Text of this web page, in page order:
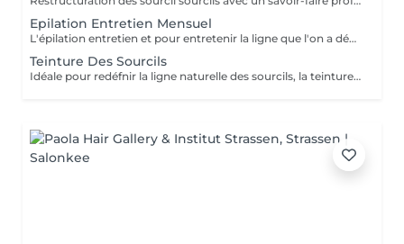
Epilation Entretien Mensuel
L'épilation entretien et pour entretenir la ligne que l'on a définie lors de la restructuration dans nôtres shop Wink. Il est impératif de venir avant les 8 semaines; sans cela une restructuration sera nécessaire.
Teinture Des Sourcils
Idéale pour redéfnir la ligne naturelle des sourcils, la teinture permet d'intensifier et sublimer le regard. Parfois clairemés, en manque de densité ou simplement endommagés par de trop régulières épilations, les sourcils peuvent avoir d'être travaillés pour intensifier la teinte du poil ou masquer les sourcils blancsou grisonnants.